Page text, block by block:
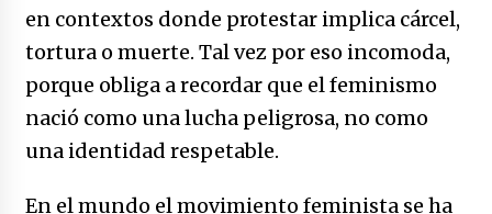
en contextos donde protestar implica cárcel,
tortura o muerte. Tal vez por eso incomoda,
porque obliga a recordar que el feminismo
nació como una lucha peligrosa, no como
una identidad respetable.
En el mundo el movimiento feminista se ha